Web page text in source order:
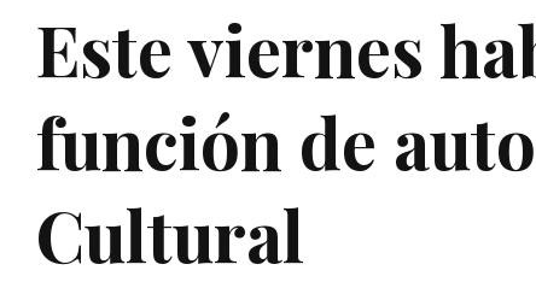
Este viernes
función de
Cultural